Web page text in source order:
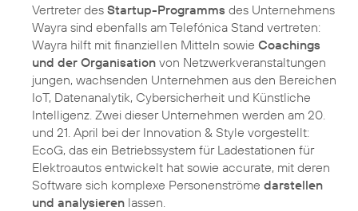
Vertreter des Startup-Programms des Unternehmens
Wayra sind ebenfalls am Telefónica Stand vertreten:
Wayra hilft mit finanziellen Mitteln sowie Coachings
und der Organisation von Netzwerkveranstaltungen
jungen, wachsenden Unternehmen aus den Bereichen
IoT, Datenanalytik, Cybersicherheit und Künstliche
Intelligenz. Zwei dieser Unternehmen werden am 20.
und 21. April bei der Innovation & Style vorgestellt:
EcoG, das ein Betriebssystem für Ladestationen für
Elektroautos entwickelt hat sowie accurate, mit deren
Software sich komplexe Personenströme darstellen
und analysieren lassen.